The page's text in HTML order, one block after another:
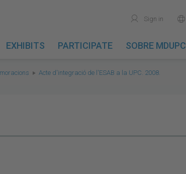
user Sign in world
EXHIBITS PARTICIPATE SOBRE MDUPC
Acte d'integració de l'ESAB a la UPC. 2008.